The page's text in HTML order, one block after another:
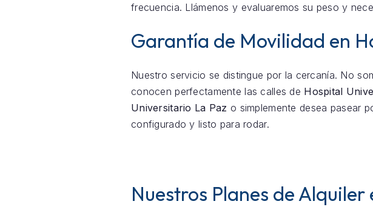
frecuencia. Llámenos y evaluaremos su peso y
Garantía de Movilidad en
Nuestro servicio se distingue por la cercanía. No
conocen perfectamente las calles de Hospital
Universitario La Paz o simplemente desea pasear
configurado y listo para rodar.
Nuestros Planes de